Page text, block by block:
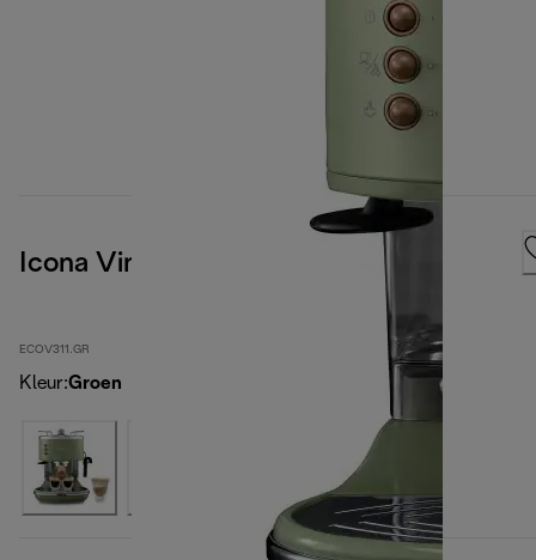
Icona Vintage, Green
ECOV311.GR
Kleur:Groen